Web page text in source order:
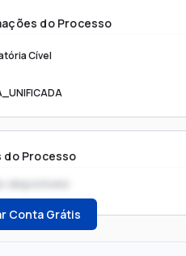
do Processo
Cível
do Processo
disponíveis
Conta Grátis